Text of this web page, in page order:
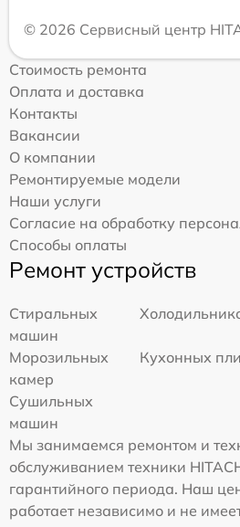
© 2026 Сервисный центр
Стоимость ремонта
Оплата и доставка
Контакты
Вакансии
О компании
Ремонтируемые модели
Наши услуги
Согласие на обработку
Способы оплаты
Ремонт устройств
Стиральных
машин
Морозильных
камер
Кухонных
Сушильных
машин
Мы занимаемся ремонтом и
обслуживанием техники
гарантийного периода. Наш
работает независимо и не